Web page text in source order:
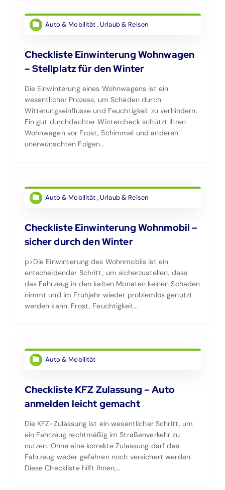
Auto & Mobilität ,Urlaub & Reisen
Checkliste Einwinterung Wohnwagen
– Stellplatz für den Winter
Die Einwinterung eines Wohnwagens ist ein
wesentlicher Prozess, um Schäden durch
Witterungseinflüsse und Feuchtigkeit zu verhindern.
Ein gut durchdachter Wintercheck schützt Ihren
Wohnwagen vor Frost, Schimmel und anderen
unerwünschten Folgen…
Auto & Mobilität ,Urlaub & Reisen
Checkliste Einwinterung Wohnmobil –
sicher durch den Winter
p>Die Einwinterung des Wohnmobils ist ein
entscheidender Schritt, um sicherzustellen, dass
das Fahrzeug in den kalten Monaten keinen Schaden
nimmt und im Frühjahr wieder problemlos genutzt
werden kann. Frost, Feuchtigkeit…
Auto & Mobilität
Checkliste KFZ Zulassung – Auto
anmelden leicht gemacht
Die KFZ-Zulassung ist ein wesentlicher Schritt, um
ein Fahrzeug rechtmäßig im Straßenverkehr zu
nutzen. Ohne eine korrekte Zulassung darf das
Fahrzeug weder gefahren noch versichert werden.
Diese Checkliste hilft Ihnen,…